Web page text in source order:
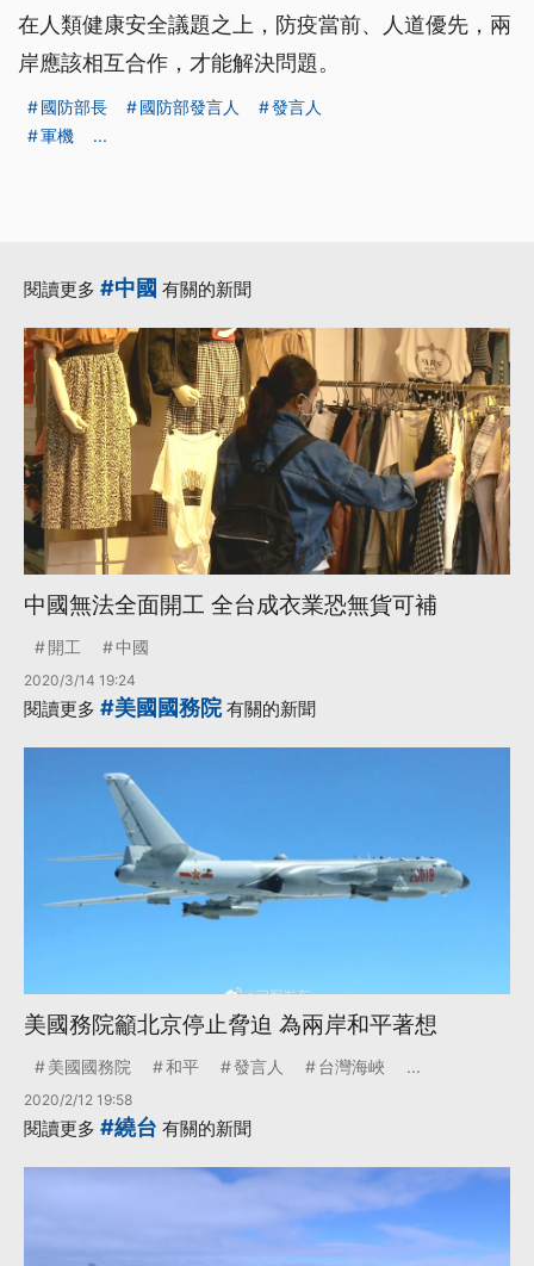
在人類健康安全議題之上，防疫當前、人道優先，兩
岸應該相互合作，才能解決問題。
國防部長 國防部發言人
發言人
軍機
...
閱讀更多 #中國 有關的新聞
中國無法全面開工 全台成衣業恐無貨可補
開工 中國
2020/3/14 19:24
閱讀更多 #美國國務院有關的新聞
美國務院籲北京停止脅迫 為兩岸和平著想
美國國務院 和平 發言人 台灣海峽 ...
2020/2/12 19:58
閱讀更多 #繞台 有關的新聞